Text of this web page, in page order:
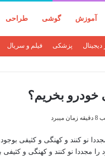
آموزش گوشی طراحی
دیجیتال پزشکی فیلم و سریال
خودرو بخریم؟
کنند و کهنگی و کثیفی بوجود
نو کنند و کهنگی و کثیفی